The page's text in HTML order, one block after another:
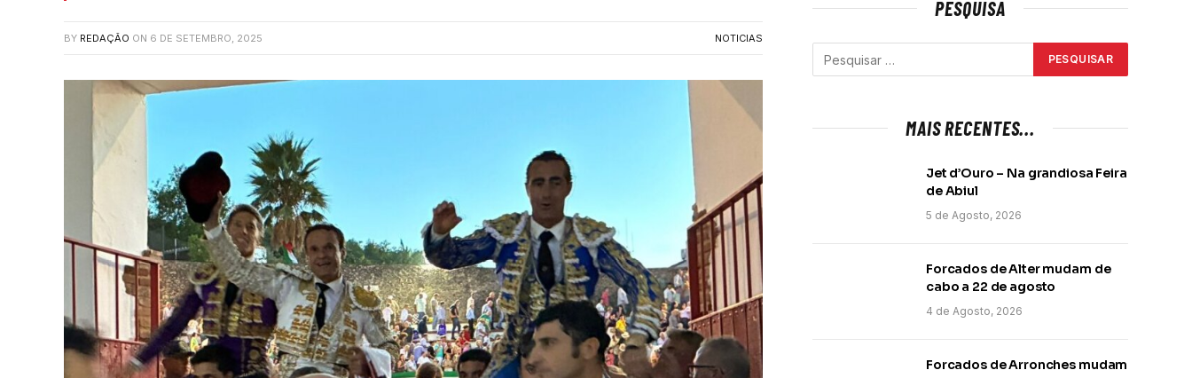
BY REDAÇÃO ON 6 DE SETEMBRO, 2025 NOTICIAS
PESQUISA
MAIS RECENTES...
Jet d’Ouro – Na grandiosa Feira
de Abiul
5 de Agosto, 2026
Forcados de Alter mudam de
cabo a 22 de agosto
4 de Agosto, 2026
Forcados de Arronches mudam